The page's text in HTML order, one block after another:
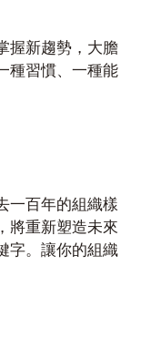
握新趨勢，大膽
種習慣、一種能
一百年的組織樣
將重新塑造未來
字。讓你的組織